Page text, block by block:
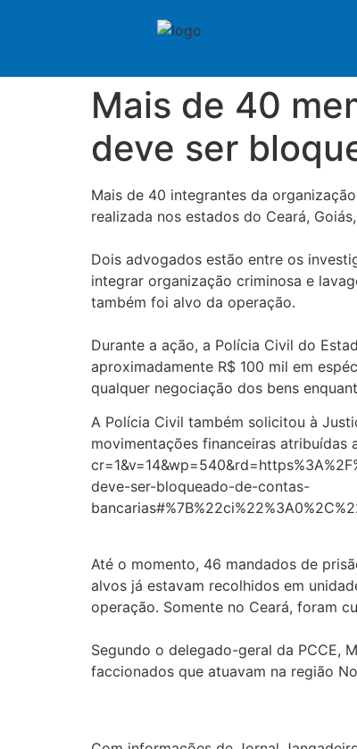
Mais de 40
deve ser
Mais de 40 integrantes da
realizada nos estados do Ceará,
Dois advogados estão entre os
integrar organização criminosa e
também foi alvo da operação.
Durante a ação, a Polícia Civil do
aproximadamente R$ 100 mil em
qualquer negociação dos bens
A Polícia Civil também solicitou à
movimentações financeiras atribuídas
deve-ser-bloqueado-de-contas-
Até o momento, 46 mandados de
alvos já estavam recolhidos em
operação. Somente no Ceará, foram
Segundo o delegado-geral da PCCE,
faccionados que atuavam na região